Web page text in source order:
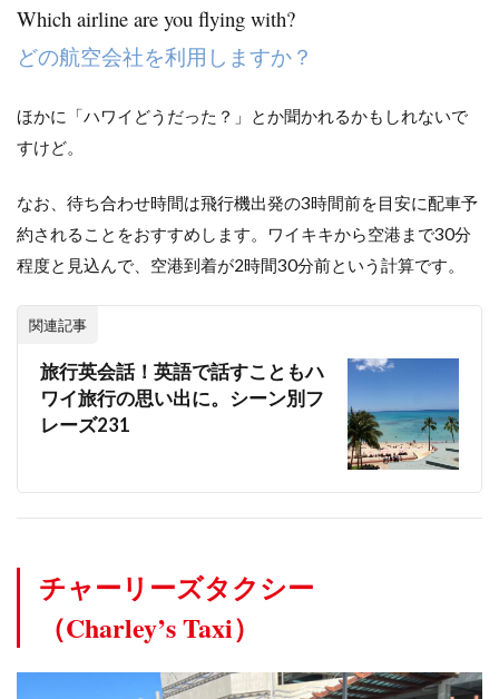
Which airline are you flying with?
どの航空会社を利用しますか？
ほかに「ハワイどうだった？」とか聞かれるかもしれないで
すけど。
なお、待ち合わせ時間は飛行機出発の3時間前を目安に配車予
約されることをおすすめします。ワイキキから空港まで30分
程度と見込んで、空港到着が2時間30分前という計算です。
関連記事
旅行英会話！英語で話すこともハ
ワイ旅行の思い出に。シーン別フ
レーズ231
チャーリーズタクシー
（Charley’s Taxi）